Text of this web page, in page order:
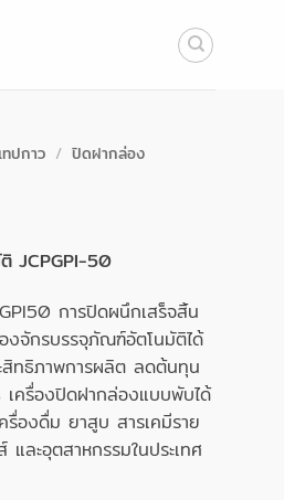
ปกาว / ปิดฝากล่อง
JCPGPI-50
การปิดผนึกเสร็จสิ้น
งจักรบรรจุภัณฑ์อัตโนมัติได้
ทธิภาพการผลิต ลดต้นทุน
เครื่องปิดฝากล่องแบบพับได้
รื่องดื่ม ยาสูบ สารเคมีราย
ละอุตสาหกรรมในประเทศ